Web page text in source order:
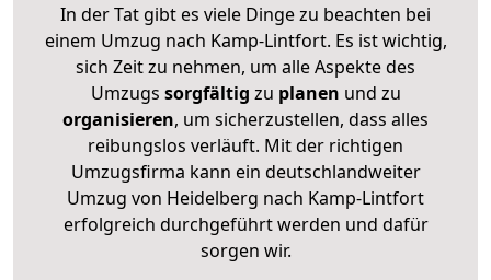
In der Tat gibt es viele Dinge zu beachten bei
einem Umzug nach Kamp-Lintfort. Es ist wichtig,
sich Zeit zu nehmen, um alle Aspekte des
Umzugs sorgfältig zu planen und zu
organisieren, um sicherzustellen, dass alles
reibungslos verläuft. Mit der richtigen
Umzugsfirma kann ein deutschlandweiter
Umzug von Heidelberg nach Kamp-Lintfort
erfolgreich durchgeführt werden und dafür
sorgen wir.